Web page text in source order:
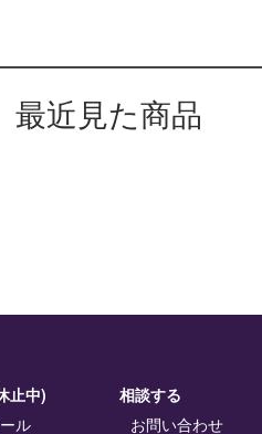
最近見た商品
止中)
ル
相談する
お問い合わせ